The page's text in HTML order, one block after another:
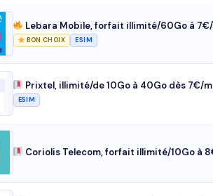
Lebara Mobile, forfait illimité/60Go à
BON CHOIX ESIM
Prixtel, illimité/de 10Go à 40Go dès 7€/
ESIM
Coriolis Telecom, forfait illimité/10Go à